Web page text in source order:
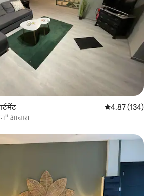
औसत रेटिंग 5 में से
4.87 (134)
आवास